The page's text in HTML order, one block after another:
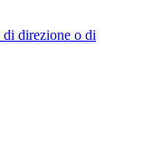
direzione o di